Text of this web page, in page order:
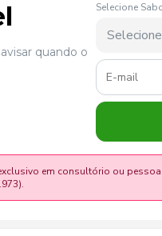
quando o
Selecione
em consultório ou